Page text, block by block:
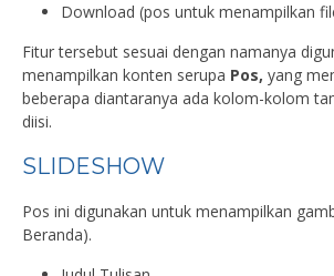
Download (pos untuk menampilkan
Fitur tersebut sesuai dengan namanya
menampilkan konten serupa Pos, yang
beberapa diantaranya ada kolom-kolom
diisi.
SLIDESHOW
Pos ini digunakan untuk menampilkan
Beranda).